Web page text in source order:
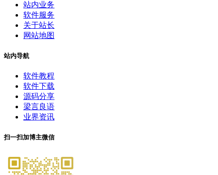
站内业务
软件服务
关于站长
网站地图
站内导航
软件教程
软件下载
源码分享
梁言良语
业界资讯
扫一扫加博主微信